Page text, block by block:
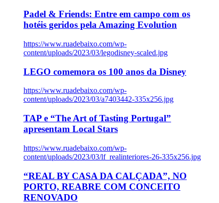
Padel & Friends: Entre em campo com os
hotéis geridos pela Amazing Evolution
https://www.ruadebaixo.com/wp-
content/uploads/2023/03/legodisney-scaled.jpg
LEGO comemora os 100 anos da Disney
https://www.ruadebaixo.com/wp-
content/uploads/2023/03/a7403442-335x256.jpg
TAP e “The Art of Tasting Portugal”
apresentam Local Stars
https://www.ruadebaixo.com/wp-
content/uploads/2023/03/lf_realinteriores-26-335x256.jpg
“REAL BY CASA DA CALÇADA”, NO
PORTO, REABRE COM CONCEITO
RENOVADO